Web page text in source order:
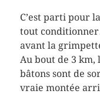
C’est parti pour
tout
avant la
Au bout de 3 km,
bâtons sont de
vraie montée